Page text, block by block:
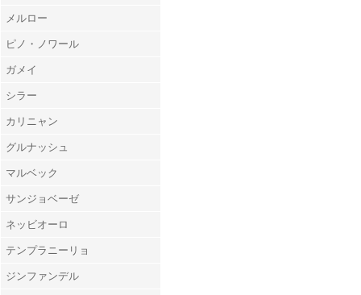
メルロー
ピノ・ノワール
ガメイ
シラー
カリニャン
グルナッシュ
マルベック
サンジョベーゼ
ネッビオーロ
テンプラニーリョ
ジンファンデル